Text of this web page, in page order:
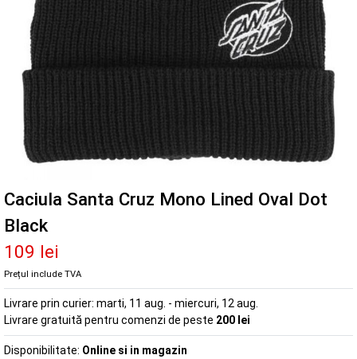
Caciula Santa Cruz Mono Lined Oval Dot
Black
109 lei
Prețul include TVA
Livrare prin curier: marti, 11 aug. - miercuri, 12 aug.
Livrare gratuită pentru comenzi de peste 200 lei
Disponibilitate: Online si in magazin